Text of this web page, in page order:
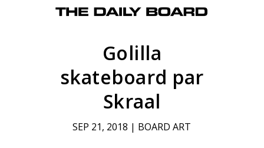
Golilla
skateboard par
Skraal
SEP 21, 2018 | BOARD ART